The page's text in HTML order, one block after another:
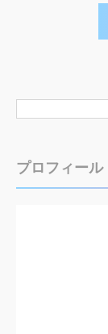
プロフィール